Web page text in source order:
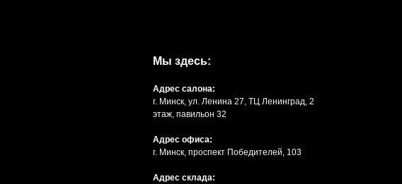
Мы здесь:
Адрес салона:
г. Минск, ул. Ленина 27, ТЦ Ленинград, 2
этаж, павильон 32
Адрес офиса:
г. Минск, проспект Победителей, 103
Адрес склада: